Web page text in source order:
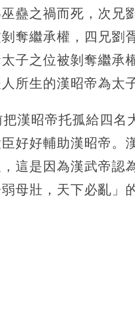
蠱之禍而死，次兄
奪繼承權，四兄劉
子之位被剝奪繼承
所生的漢昭帝為太子
漢昭帝托孤給四名
好好輔助漢昭帝。
這是因為漢武帝認
母壯，天下必亂」